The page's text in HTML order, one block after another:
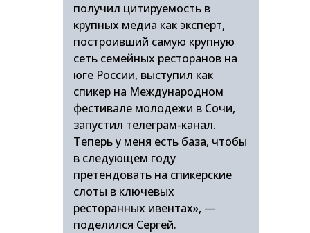
получил цитируемость в
крупных медиа как эксперт,
построивший самую крупную
сеть семейных ресторанов на
юге России, выступил как
спикер на Международном
фестивале молодежи в Сочи,
запустил телеграм-канал.
Теперь у меня есть база, чтобы
в следующем году
претендовать на спикерские
слоты в ключевых
ресторанных ивентах», —
поделился Сергей.